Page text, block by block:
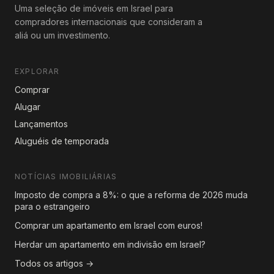
Uma seleção de imóveis em Israel para
compradores internacionais que consideram a
aliá ou um investimento.
EXPLORAR
Comprar
Alugar
Lançamentos
Aluguéis de temporada
NOTÍCIAS IMOBILIÁRIAS
Imposto de compra a 8%: o que a reforma de 2026 muda
para o estrangeiro
Comprar um apartamento em Israel com euros!
Herdar um apartamento em indivisão em Israel?
Todos os artigos →